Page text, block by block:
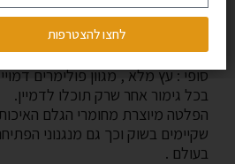
פינת אוכל עגולה נפתחת המיוצרת
פלטת השולחן יכולה להגיע בהזמנה
סופי : עץ מלא , מגוון פולימרים
בכל גימור אחר שרק תוכלו לדמיין.
הפלטה מיוצרת מחומרי הגלם
שקיימים בשוק וכך גם מנגנוני
בעולם .
לחצו להצטרפות